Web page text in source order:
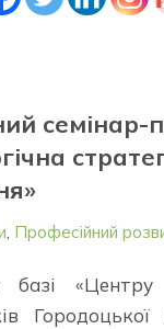
семінар-
, Професійний
«Центру